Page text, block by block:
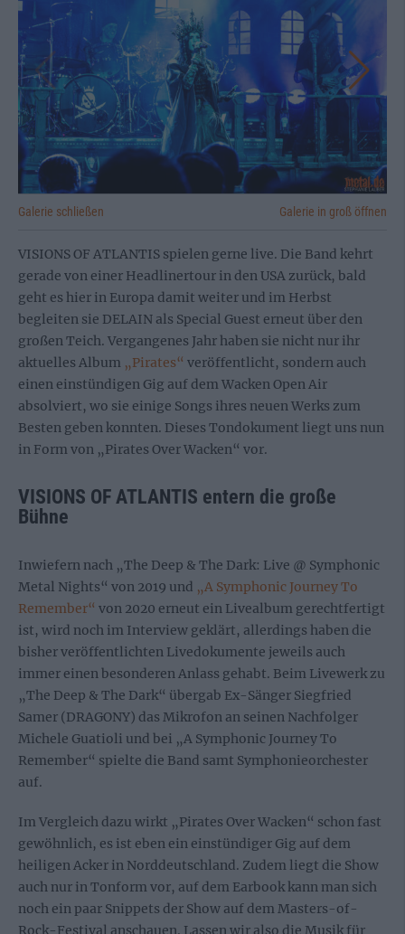
Galerie schließen Galerie in groß öffnen
VISIONS OF ATLANTIS spielen gerne live. Die Band kehrt
gerade von einer Headlinertour in den USA zurück, bald
geht es hier in Europa damit weiter und im Herbst
begleiten sie DELAIN als Special Guest erneut über den
großen Teich. Vergangenes Jahr haben sie nicht nur ihr
aktuelles Album „Pirates“ veröffentlicht, sondern auch
einen einstündigen Gig auf dem Wacken Open Air
absolviert, wo sie einige Songs ihres neuen Werks zum
Besten geben konnten. Dieses Tondokument liegt uns nun
in Form von „Pirates Over Wacken“ vor.
VISIONS OF ATLANTIS entern die große
Bühne
Inwiefern nach „The Deep & The Dark: Live @ Symphonic
Metal Nights“ von 2019 und „A Symphonic Journey To
Remember“ von 2020 erneut ein Livealbum gerechtfertigt
ist, wird noch im Interview geklärt, allerdings haben die
bisher veröffentlichten Livedokumente jeweils auch
immer einen besonderen Anlass gehabt. Beim Livewerk zu
„The Deep & The Dark“ übergab Ex-Sänger Siegfried
Samer (DRAGONY) das Mikrofon an seinen Nachfolger
Michele Guatioli und bei „A Symphonic Journey To
Remember“ spielte die Band samt Symphonieorchester
auf.
Im Vergleich dazu wirkt „Pirates Over Wacken“ schon fast
gewöhnlich, es ist eben ein einstündiger Gig auf dem
heiligen Acker in Norddeutschland. Zudem liegt die Show
auch nur in Tonform vor, auf dem Earbook kann man sich
noch ein paar Snippets der Show auf dem Masters-of-
Rock-Festival anschauen. Lassen wir also die Musik für